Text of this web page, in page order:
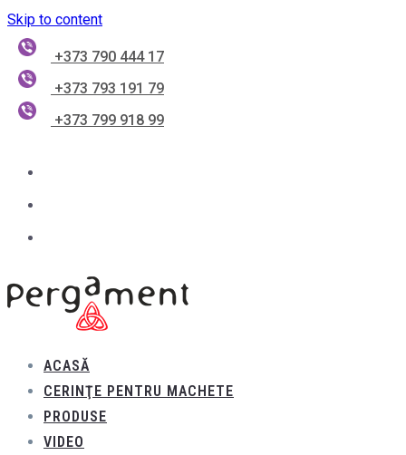
Skip to content
+373 790 444 17
+373 793 191 79
+373 799 918 99
ACASĂ
CERINŢE PENTRU MACHETE
PRODUSE
VIDEO